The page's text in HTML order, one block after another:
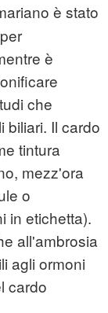
è stato
è
che
biliari. Il cardo
tintura
mezz'ora
o
in etichetta).
all'ambrosia
agli ormoni
cardo